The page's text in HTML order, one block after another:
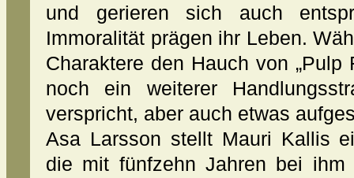
und gerieren sich auch
Immoralität prägen ihr Leben.
Charaktere den Hauch von „Pulp
noch ein weiterer
verspricht, aber auch etwas
Asa Larsson stellt Mauri Kallis
die mit fünfzehn Jahren bei